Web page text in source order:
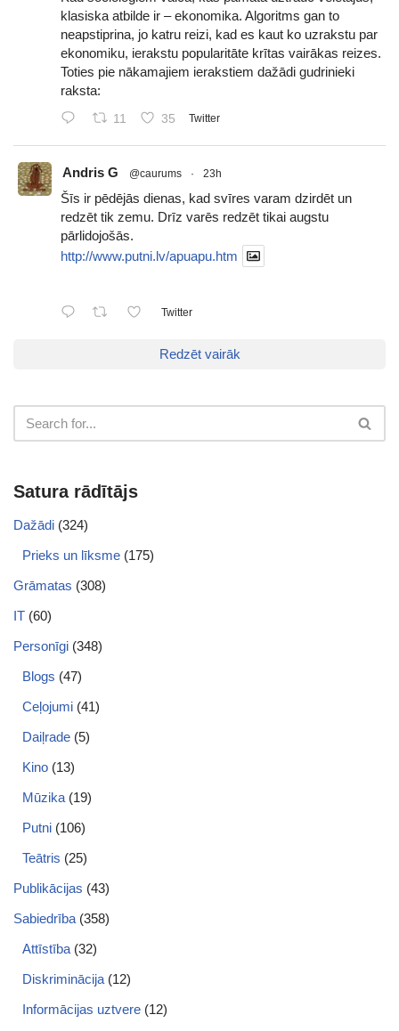
klasiska atbilde ir – ekonomika. Algoritms gan to
neapstiprina, jo katru reizi, kad es kaut ko uzrakstu par
ekonomiku, ierakstu popularitāte krītas vairākas reizes.
Toties pie nākamajiem ierakstiem dažādi gudrinieki
raksta:
11 35 Twitter
Andris G @caurums · 23h
Šīs ir pēdējās dienas, kad svīres varam dzirdēt un
redzēt tik zemu. Drīz varēs redzēt tikai augstu
pārlidojošās.
http://www.putni.lv/apuapu.htm
Twitter
Redzēt vairāk
Satura rādītājs
Dažādi (324)
Prieks un līksme (175)
Grāmatas (308)
IT (60)
Personīgi (348)
Blogs (47)
Ceļojumi (41)
Daiļrade (5)
Kino (13)
Mūzika (19)
Putni (106)
Teātris (25)
Publikācijas (43)
Sabiedrība (358)
Attīstība (32)
Diskriminācija (12)
Informācijas uztvere (12)